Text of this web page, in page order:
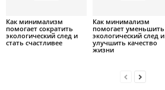
Как минимализм
помогает сократить
экологический след и
стать счастливее
Как минимализм
помогает уменьшить
экологический след и
улучшить качество
жизни